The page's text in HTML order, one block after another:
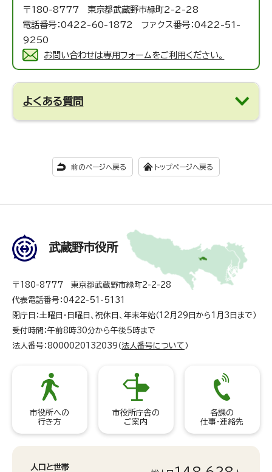
〒180-8777 東京都武蔵野市緑町2-2-28
電話番号：0422-60-1872 ファクス番号：0422-51-
9250
お問い合わせは専用フォームをご利用ください。
よくある質問
前のページへ戻る トップページへ戻る
武蔵野市役所
〒180-8777 東京都武蔵野市緑町2-2-28
代表電話番号：0422-51-5131
閉庁日：土曜日・日曜日、祝休日、年末年始（12月29日から1月3日まで）
受付時間：午前8時30分から午後5時まで
法人番号：8000020132039（ 法人番号について ）
市役所への
行き方
市役所庁舎の
ご案内
各課の
仕事・連絡先
人口と世帯